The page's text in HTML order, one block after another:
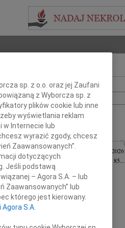
i nazwisko lub numer ogłoszenia:
+ szukanie zaawansowane
NEKROLOGI
Czesława Jankiewicz-Ferszt wiek: 85 23.07.2026
Z głębokim żalem zawiadamiam, że w wieku 85...
Andrzej Szereda 14.07.2026
W dniu 8 lipca 2026 roku odszedł od nas...
Marek Styczyński
28.05.2026
Z głębokim smutkiem i żalem przyjęliśmy...
Bartosz Gwizdała
Dzisiaj mija dziesięć lat od dnia, kiedy...
sp. z o.o. oraz jej Zaufani
z Wyborcza sp. z
plików cookie lub inne
wyświetlania reklam
w Internecie lub
wyrazić zgody, chcesz
Zaawansowanych”.
dotyczących
Jeśli podstawą
– Agora S.A. – lub
Zaawansowanych” lub
którego jest kierowany.
S.A.